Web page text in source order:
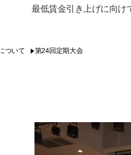
最低賃金引き上げに向け
ついて 第24回定期大会